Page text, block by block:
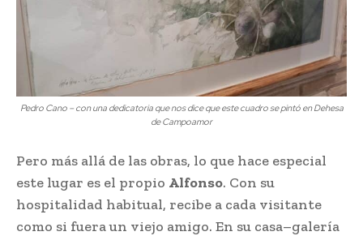
Pedro Cano – con una dedicatoria que nos dice que este cuadro se pintó en Dehesa
de Campoamor
Pero más allá de las obras, lo que hace especial
este lugar es el propio Alfonso. Con su
hospitalidad habitual, recibe a cada visitante
como si fuera un viejo amigo. En su casa–galería